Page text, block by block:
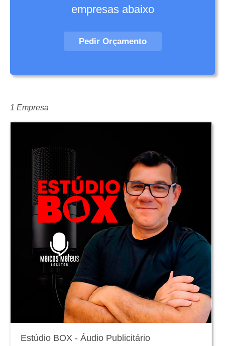
empresas abaixo
Pedir Orçamento
1 Empresa
Estúdio BOX - Áudio Publicitário